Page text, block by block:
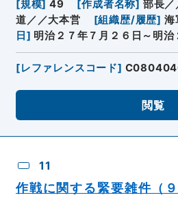
[規模] 49 [作成者名称] 部長／
道／／大本営
[組織歴/履歴] 海
日 ] 明治２７年７月２６日～明治
[レファレンスコード]
閲覧
11
作戦に関する緊要雑件（９